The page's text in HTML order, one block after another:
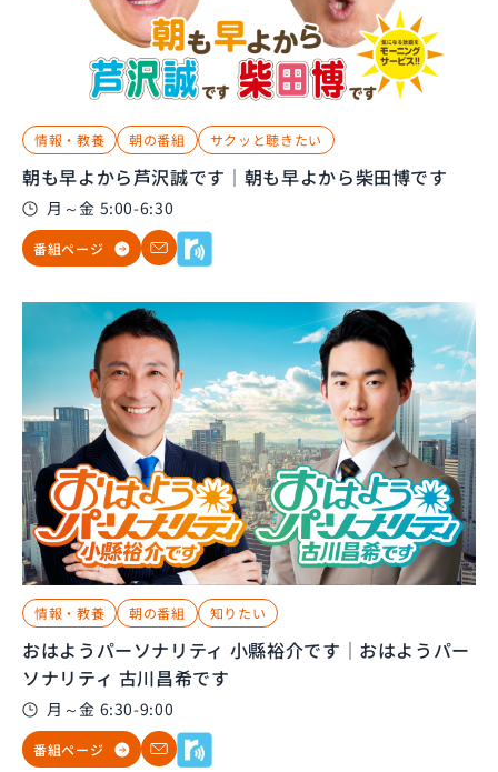
情報・教養 朝の番組 サクッと聴きたい
朝も早よから芦沢誠です｜朝も早よから柴田博です
月～金 5:00-6:30
番組ページ
情報・教養 朝の番組 知りたい
おはようパーソナリティ 小縣裕介です｜おはようパー
ソナリティ 古川昌希です
月～金 6:30-9:00
番組ページ